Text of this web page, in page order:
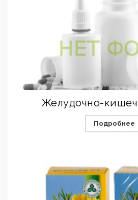
Желудочно-
Подробнее